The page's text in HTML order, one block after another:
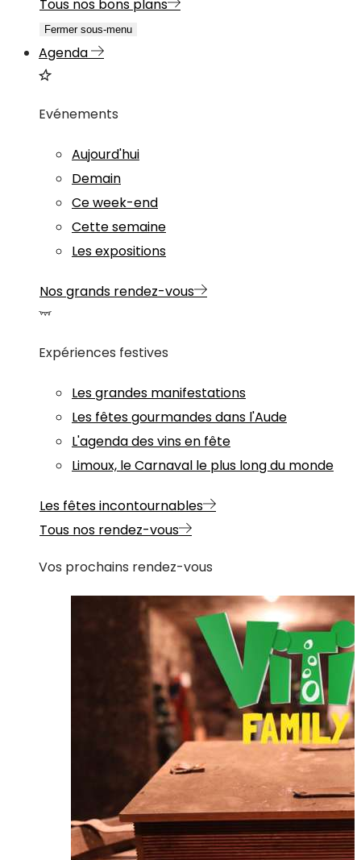
Tous nos bons plans
Fermer sous-menu
Agenda
Evénements
Aujourd'hui
Demain
Ce week-end
Cette semaine
Les expositions
Nos grands rendez-vous
Expériences festives
Les grandes manifestations
Les fêtes gourmandes dans l'Aude
L'agenda des vins en fête
Limoux, le Carnaval le plus long du monde
Les fêtes incontournables
Tous nos rendez-vous
Vos prochains rendez-vous